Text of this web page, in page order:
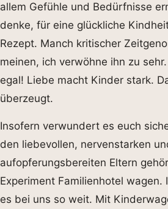
allem Gefühle und Bedürfnisse
denke, für eine glückliche
Rezept. Manch kritischer
meinen, ich verwöhne ihn zu
egal! Liebe macht Kinder stark.
überzeugt.
Insofern verwundert es euch
den liebevollen, nervenstarken
aufopferungsbereiten Eltern
Experiment Familienhotel wagen.
es bei uns so weit. Mit